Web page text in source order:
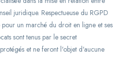
juridique. Respectueuse du RGPD
un marché du droit en ligne et ses
sont tenus par le secret
et ne feront l'objet d'aucune